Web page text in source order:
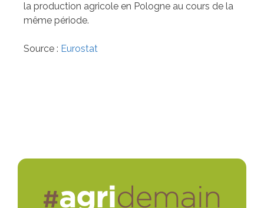
la production agricole en Pologne au cours de la
même période.
Source : Eurostat